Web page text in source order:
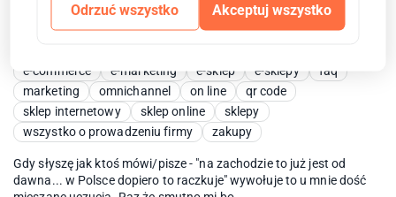
Czym jest omnichannel i dlaczego warto
się tym zainteresować?
e-commerce e-marketing e-sklep e-sklepy
faq
marketing
omnichannel on line
qr code
sklep internetowy
sklep online
sklepy
wszystko o prowadzeniu firmy
zakupy
Gdy słyszę jak ktoś mówi/pisze - "na zachodzie to już jest od
dawna... w Polsce dopiero to raczkuje" wywołuje to u mnie dość
Odrzuć wszystko Akceptuj wszystko